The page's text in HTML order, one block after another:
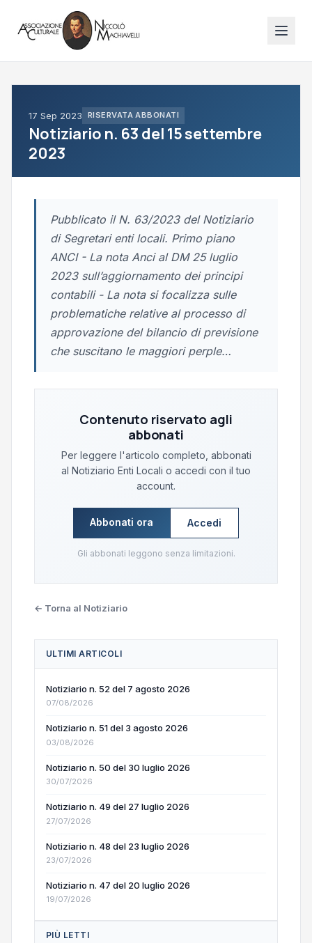
17 Sep 2023 RISERVATA ABBONATI
Notiziario n. 63 del 15 settembre
2023
Pubblicato il N. 63/2023 del Notiziario
di Segretari enti locali. Primo piano
ANCI - La nota Anci al DM 25 luglio
2023 sull’aggiornamento dei principi
contabili - La nota si focalizza sulle
problematiche relative al processo di
approvazione del bilancio di previsione
che suscitano le maggiori perple…
Contenuto riservato agli
abbonati
Per leggere l'articolo completo, abbonati
al Notiziario Enti Locali o accedi con il tuo
account.
Abbonati ora Accedi
Gli abbonati leggono senza limitazioni.
← Torna al Notiziario
ULTIMI ARTICOLI
Notiziario n. 52 del 7 agosto 2026
07/08/2026
Notiziario n. 51 del 3 agosto 2026
03/08/2026
Notiziario n. 50 del 30 luglio 2026
30/07/2026
Notiziario n. 49 del 27 luglio 2026
27/07/2026
Notiziario n. 48 del 23 luglio 2026
23/07/2026
Notiziario n. 47 del 20 luglio 2026
19/07/2026
PIÙ LETTI